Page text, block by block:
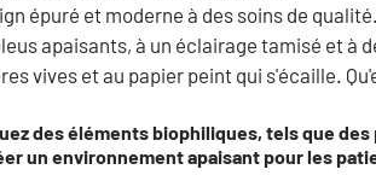
épuré et moderne à des soins de
apaisants, à un éclairage tamisé et à
vives et au papier peint qui s'écaille.
des éléments biophiliques, tels que
un environnement apaisant pour les